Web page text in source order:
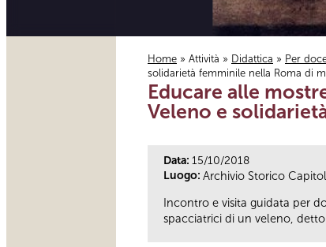
Tu sei qui
Home » Attività » Didattica » Per
solidarietà femminile nella Roma di
Educare alle
Veleno e
Data: 15/10/2018
Luogo: Archivio Storico
Incontro e visita guidata per
spacciatrici di un veleno,